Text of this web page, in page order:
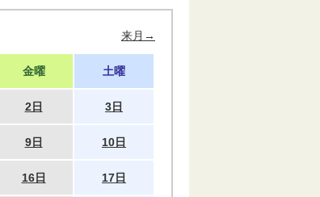
来月→
金曜 土曜
2日 3日
9日 10日
16日 17日